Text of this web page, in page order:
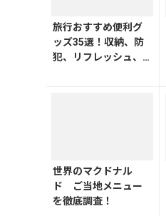
旅行おすすめ便利グ
ッズ35選！収納、防
犯、リフレッシュ、
世界のマクドナル
ド ご当地メニュー
を徹底調査！